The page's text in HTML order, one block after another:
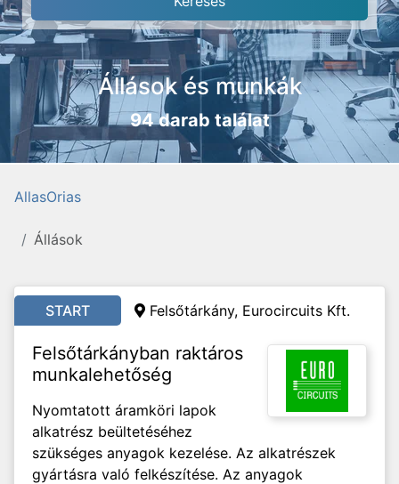
Állások és munkák
94 darab találat
AllasOrias
Állások
START Felsőtárkány, Eurocircuits Kft.
Felsőtárkányban raktáros
munkalehetőség
Nyomtatott áramköri lapok
alkatrész beültetéséhez
szükséges anyagok kezelése. Az alkatrészek
gyártásra való felkészítése. Az anyagok